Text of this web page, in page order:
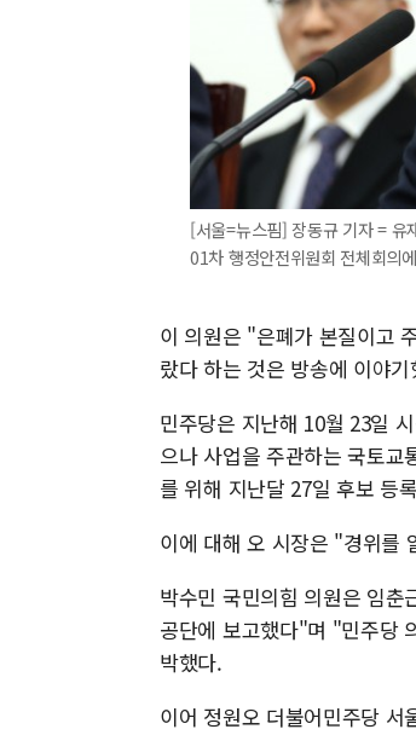
[서울=뉴스핌] 장동규 기자 = 유
01차 행정안전위원회 전체회
이 의원은 "은폐가 본질이고
랐다 하는 것은 방송에 이야
민주당은 지난해 10월 23일
으나 사업을 주관하는 국토
를 위해 지난달 27일 후보 등
이에 대해 오 시장은 "경위를
박수민 국민의힘 의원은 임
공단에 보고했다"며 "민주당
박했다.
이어 정원오 더불어민주당